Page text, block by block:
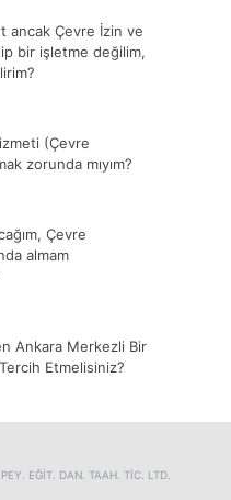
ancak Çevre İzin ve
bir işletme değilim,
(Çevre
zorunda mıyım?
Çevre
almam
Ankara Merkezli Bir
Etmelisiniz?
EĞİT. DAN. TAAH. TİC. LTD.